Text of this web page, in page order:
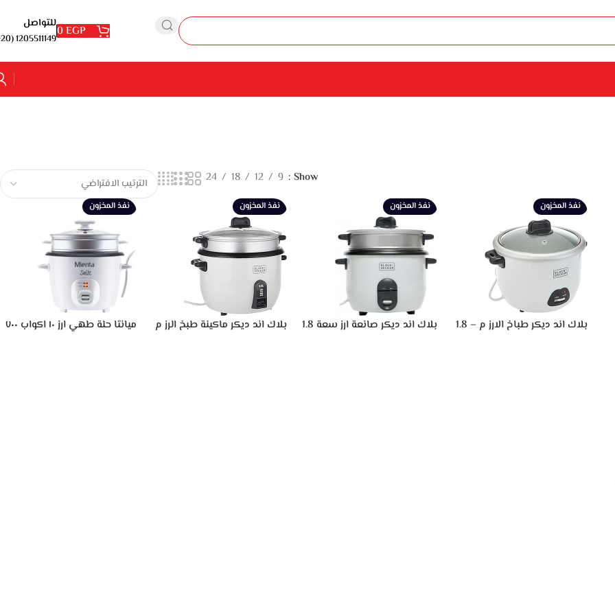
0EGP للتواصل
1205511149 (20+)
Show
9
12
18
24
نفذ المخزون
بلاك اند ديكر طباخ الارز م – 1.8
نفذ المخزون
بلاك اند ديكر صانعة ارز سعة 1.8
نفذ المخزون
بلاك اند ديكر ماكينة طبخ الرز م
نفذ المخزون
ميانتا حلة طهي ارز ١٠ اكواب ٧٠٠